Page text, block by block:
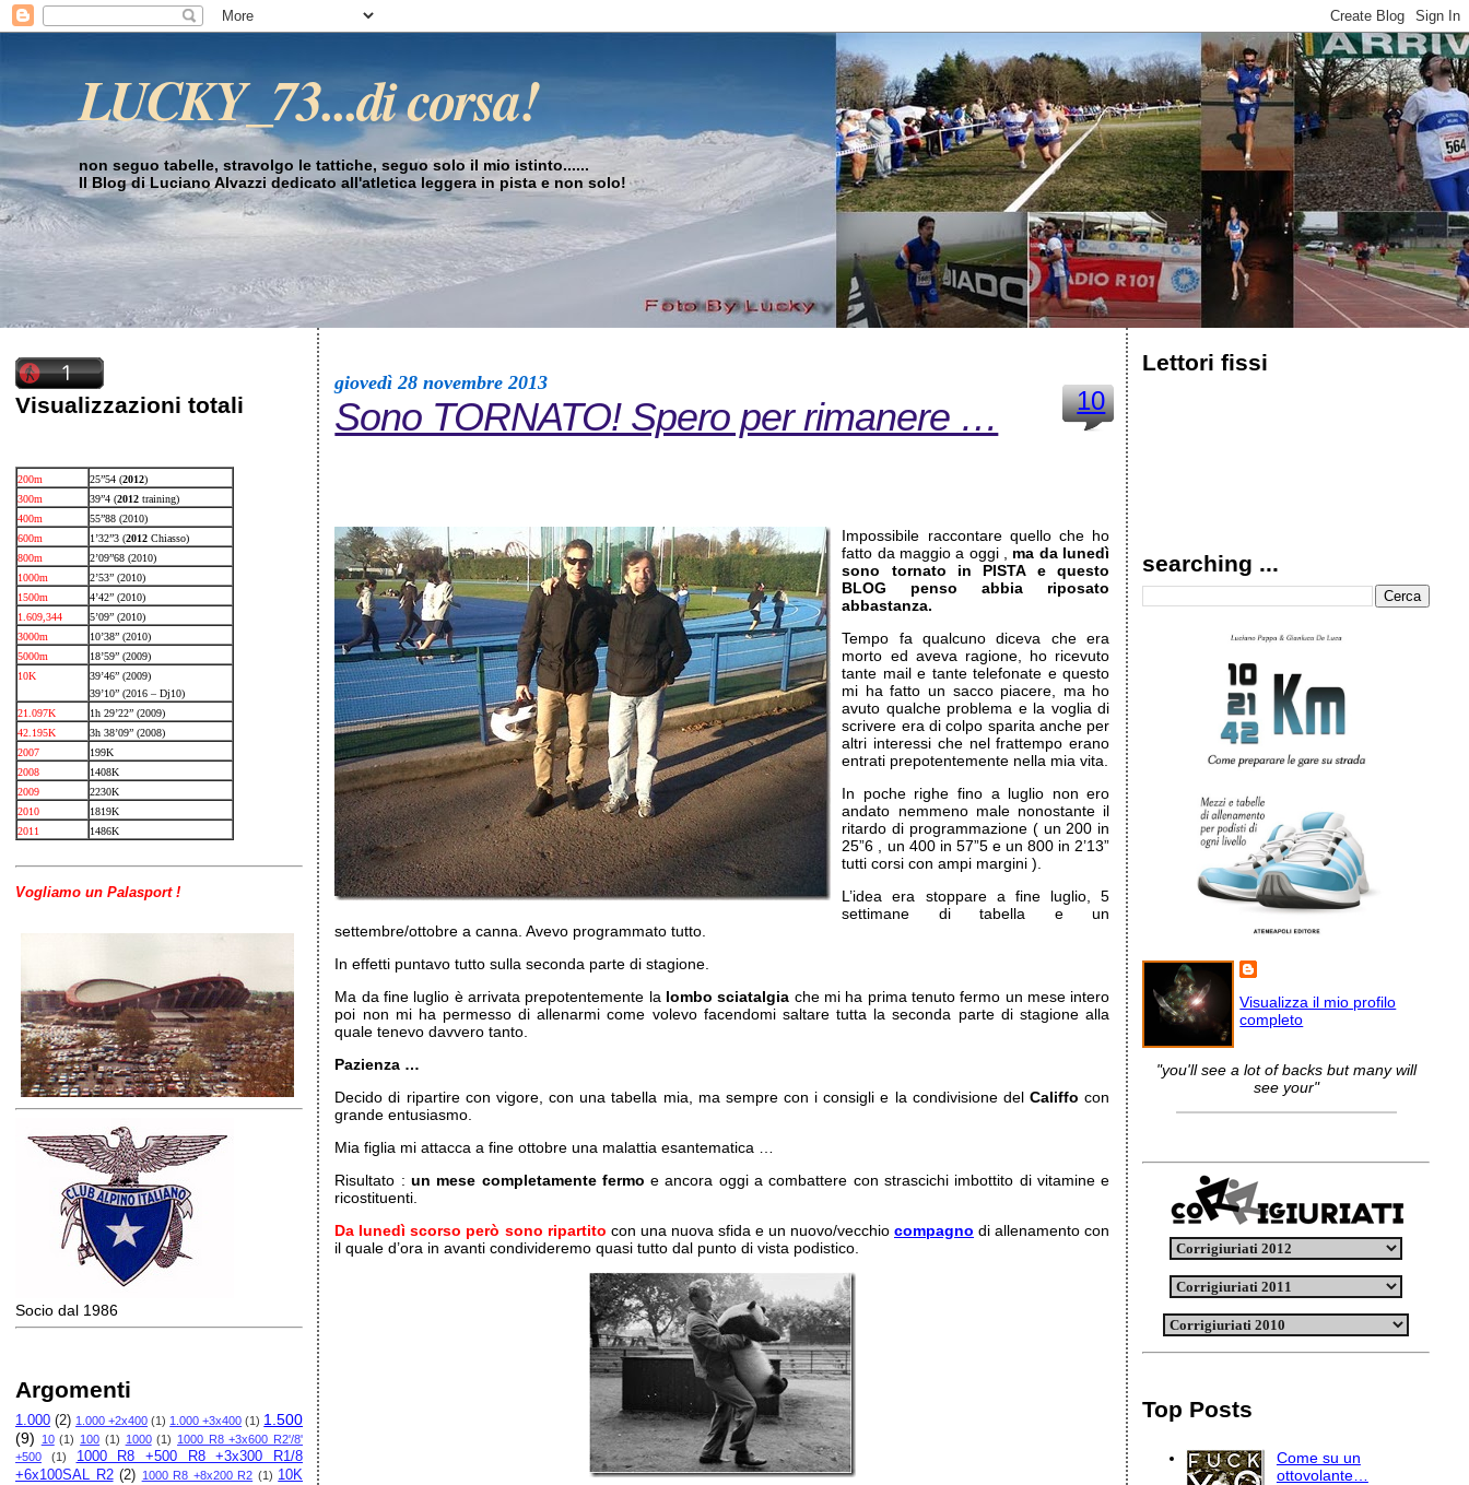
LUCKY_73...di corsa!
non seguo tabelle, stravolgo le tattiche, seguo solo il mio istinto......
Il Blog di Luciano Alvazzi dedicato all'atletica leggera in pista e non solo!
Visualizzazioni totali
200m 25”54 (2012)
300m
39”4 (2012 training)
400m
55”88 (2010)
600m
1’32”3 (2012 Chiasso)
800m
2’09”68 (2010)
1000m
2’53” (2010)
1500m
4’42” (2010)
1.609,344
5’09” (2010)
3000m
10’38” (2010)
5000m
18’59” (2009)
10K
39’46” (2009)
39’10” (2016 – Dj10)
21.097K
1h 29’22” (2009)
42.195K
3h 38’09” (2008)
2007
199K
2008
1408K
2009
2230K
2010
1819K
2011
1486K
Vogliamo un Palasport !
Socio dal 1986
Argomenti
1.000 (2) 1.000 +2x400 (1) 1.000 +3x400 (1) 1.500
(9)
10 (1) 100 (1) 1000 (1) 1000 R8 +3x600 R2'/8'
+500
(1)
1000 R8 +500 R8 +3x300 R1/8
+6x100SAL R2 (2) 1000 R8 +8x200 R2 (1) 10K
giovedì 28 novembre 2013
10
Sono TORNATO! Spero per rimanere …
Impossibile raccontare quello che ho
fatto da maggio a oggi , ma da lunedì
sono tornato in PISTA e questo
BLOG penso abbia riposato
abbastanza.
Tempo fa qualcuno diceva che era
morto ed aveva ragione, ho ricevuto
tante mail e tante telefonate e questo
mi ha fatto un sacco piacere, ma ho
avuto qualche problema e la voglia di
scrivere era di colpo sparita anche per
altri interessi che nel frattempo erano
entrati prepotentemente nella mia vita.
In poche righe fino a luglio non ero
andato nemmeno male nonostante il
ritardo di programmazione ( un 200 in
25”6 , un 400 in 57”5 e un 800 in 2’13”
tutti corsi con ampi margini ).
L’idea era stoppare a fine luglio, 5
settimane di tabella e un
settembre/ottobre a canna. Avevo programmato tutto.
In effetti puntavo tutto sulla seconda parte di stagione.
Ma da fine luglio è arrivata prepotentemente la lombo sciatalgia che mi ha prima tenuto fermo un mese intero
poi non mi ha permesso di allenarmi come volevo facendomi saltare tutta la seconda parte di stagione alla
quale tenevo davvero tanto.
Pazienza …
Decido di ripartire con vigore, con una tabella mia, ma sempre con i consigli e la condivisione del Califfo con
grande entusiasmo.
Mia figlia mi attacca a fine ottobre una malattia esantematica …
Risultato : un mese completamente fermo e ancora oggi a combattere con strascichi imbottito di vitamine e
ricostituenti.
Da lunedì scorso però sono ripartito con una nuova sfida e un nuovo/vecchio compagno di allenamento con
il quale d’ora in avanti condivideremo quasi tutto dal punto di vista podistico.
Lettori fissi
searching ...
Visualizza il mio profilo
completo
"you'll see a lot of backs but many will
see your"
Top Posts
Come su un
ottovolante…